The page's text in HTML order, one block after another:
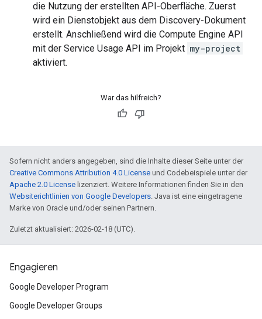
die Nutzung der erstellten API-Oberfläche. Zuerst
wird ein Dienstobjekt aus dem Discovery-Dokument
erstellt. Anschließend wird die Compute Engine API
mit der Service Usage API im Projekt my-project
aktiviert.
War das hilfreich?
Sofern nicht anders angegeben, sind die Inhalte dieser Seite unter der
Creative Commons Attribution 4.0 License und Codebeispiele unter der
Apache 2.0 License lizenziert. Weitere Informationen finden Sie in den
Websiterichtlinien von Google Developers. Java ist eine eingetragene
Marke von Oracle und/oder seinen Partnern.
Zuletzt aktualisiert: 2026-02-18 (UTC).
Engagieren
Google Developer Program
Google Developer Groups